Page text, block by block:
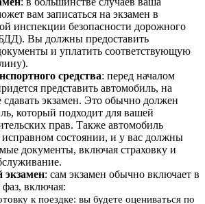
вам записаться на экзамен в
инспекции безопасности дорожного
Вы должны предоставить
и уплатить соответствующую
средства: перед началом
представить автомобиль, на
сдавать экзамен. Это обычно должен
который подходит для вашей
прав. Также автомобиль
состоянии, и у вас должны
документы, включая страховку и
экзамен: сам экзамен обычно включает в
фаз, включая:
к поездке: вы будете оцениваться по